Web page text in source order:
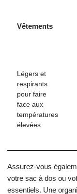
Vêtements
Légers et
respirants
pour faire
face aux
températures
élevées
Assurez-vous
votre sac à dos ou
essentiels. Une